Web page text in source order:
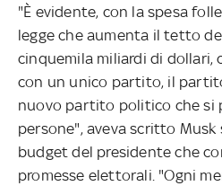
"È evidente, con la spesa
legge che aumenta il tetto
cinquemila miliardi di dollari,
con un unico partito, il
nuovo partito politico che si
persone", aveva scritto
budget del presidente che
promesse elettorali. "Ogni